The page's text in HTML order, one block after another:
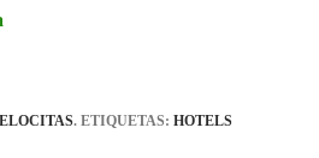
. ETIQUETAS: HOTELS